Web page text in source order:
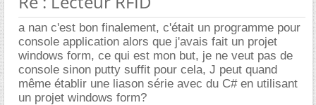
a nan c'est bon finalement, c'était un programme pour
console application alors que j'avais fait un projet
windows form, ce qui est mon but, je ne veut pas de
console sinon putty suffit pour cela, J peut quand
même établir une liason série avec du C# en utilisant
un projet windows form?